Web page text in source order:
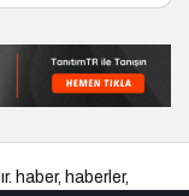
haber, haberler,